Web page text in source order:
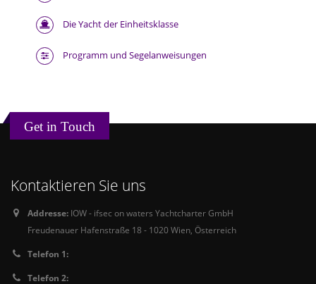
Die Yacht der Einheitsklasse
Programm und Segelanweisungen
Get in Touch
Kontaktieren Sie uns
Addresse: IOW - ifsec on waters Yachtcharter GmbH
Freudenauer Hafenstraße 18 - 1020 Wien, Österreich
Telefon 1:
Telefon 2: